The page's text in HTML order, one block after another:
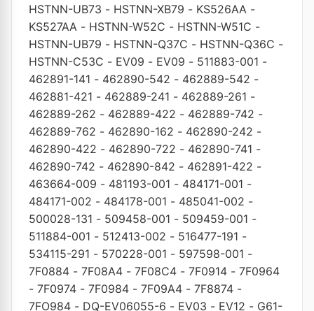
HSTNN-UB73 - HSTNN-XB79 - KS526AA -
KS527AA - HSTNN-W52C - HSTNN-W51C -
HSTNN-UB79 - HSTNN-Q37C - HSTNN-Q36C -
HSTNN-C53C - EV09 - EV09 - 511883-001 -
462891-141 - 462890-542 - 462889-542 -
462881-421 - 462889-241 - 462889-261 -
462889-262 - 462889-422 - 462889-742 -
462889-762 - 462890-162 - 462890-242 -
462890-422 - 462890-722 - 462890-741 -
462890-742 - 462890-842 - 462891-422 -
463664-009 - 481193-001 - 484171-001 -
484171-002 - 484178-001 - 485041-002 -
500028-131 - 509458-001 - 509459-001 -
511884-001 - 512413-002 - 516477-191 -
534115-291 - 570228-001 - 597598-001 -
7F0884 - 7F08A4 - 7F08C4 - 7F0914 - 7F0964
- 7F0974 - 7F0984 - 7F09A4 - 7F8874 -
7FO984 - DQ-EV06055-6 - EV03 - EV12 - G61-